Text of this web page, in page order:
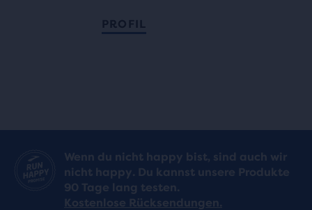
PROFIL
Wenn du nicht happy bist, sind auch wir
nicht happy. Du kannst unsere Produkte
90 Tage lang testen.
Kostenlose Rücksendungen.